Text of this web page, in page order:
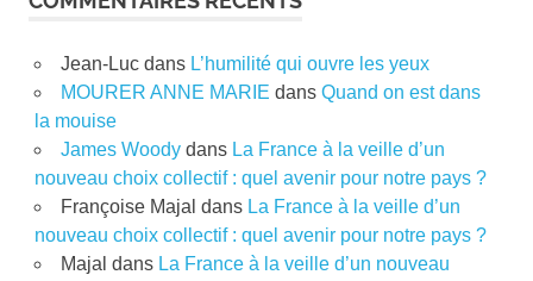
Jean-Lucdans L’humilité qui ouvre les yeux
MOURER ANNE MARIE dans Quand on est dans
la mouise
James Woodydans La France à la veille d’un
nouveau choix collectif : quel avenir pour notre pays ?
Françoise Majal dans La France à la veille d’un
nouveau choix collectif : quel avenir pour notre pays ?
Majal dans La France à la veille d’un nouveau